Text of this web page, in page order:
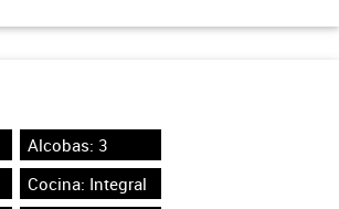
Alcobas: 3
Cocina: Integral